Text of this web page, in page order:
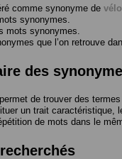
comme synonyme de vélo
synonymes.
mots synonymes.
que l’on retrouve
des
permet de trouver des
un trait
de mots dans le